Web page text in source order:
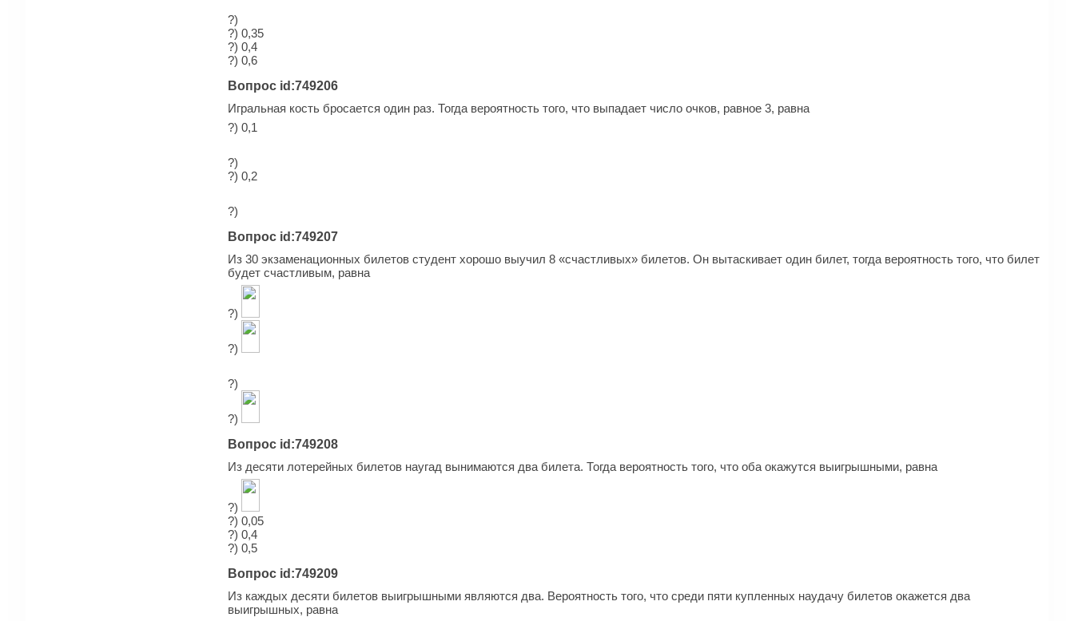
?)
?) 0,35
?) 0,4
?) 0,6
Вопрос id:749206
Игральная кость бросается один раз. Тогда вероятность того, что выпадает число очков, равное 3, равна
?) 0,1
?)
?) 0,2
?)
Вопрос id:749207
Из 30 экзаменационных билетов студент хорошо выучил 8 «счастливых» билетов. Он вытаскивает один билет, тогда вероятность того, что билет
будет счастливым, равна
?)
?)
?)
?)
Вопрос id:749208
Из десяти лотерейных билетов наугад вынимаются два билета. Тогда вероятность того, что оба окажутся выигрышными, равна
?)
?) 0,05
?) 0,4
?) 0,5
Вопрос id:749209
Из каждых десяти билетов выигрышными являются два. Вероятность того, что среди пяти купленных наудачу билетов окажется два
выигрышных, равна